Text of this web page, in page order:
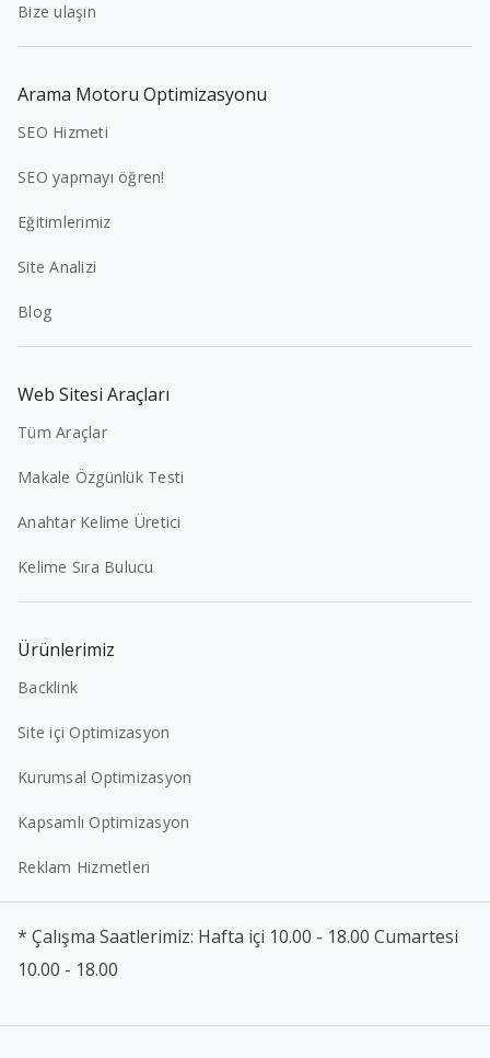
Bize ulaşın
Arama Motoru Optimizasyonu
SEO Hizmeti
SEO yapmayı öğren!
Eğitimlerimiz
Site Analizi
Blog
Web Sitesi Araçları
Tüm Araçlar
Makale Özgünlük Testi
Anahtar Kelime Üretici
Kelime Sıra Bulucu
Ürünlerimiz
Backlink
Site içi Optimizasyon
Kurumsal Optimizasyon
Kapsamlı Optimizasyon
Reklam Hizmetleri
* Çalışma Saatlerimiz: Hafta içi 10.00 - 18.00 Cumartesi
10.00 - 18.00